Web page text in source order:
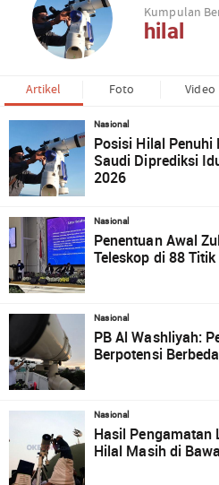
Kumpulan
hilal
Artikel Foto Video
Nasional
Posisi Hilal
Saudi Diprediksi
2026
Nasional
Penentuan Awal
Teleskop di 88
Nasional
PB Al Washliyah:
Berpotensi
Nasional
Hasil Pengamatan
Hilal Masih di